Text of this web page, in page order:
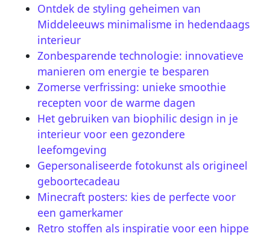
Ontdek de styling geheimen van
Middeleeuws minimalisme in hedendaags
interieur
Zonbesparende technologie: innovatieve
manieren om energie te besparen
Zomerse verfrissing: unieke smoothie
recepten voor de warme dagen
Het gebruiken van biophilic design in je
interieur voor een gezondere
leefomgeving
Gepersonaliseerde fotokunst als origineel
geboortecadeau
Minecraft posters: kies de perfecte voor
een gamerkamer
Retro stoffen als inspiratie voor een hippe